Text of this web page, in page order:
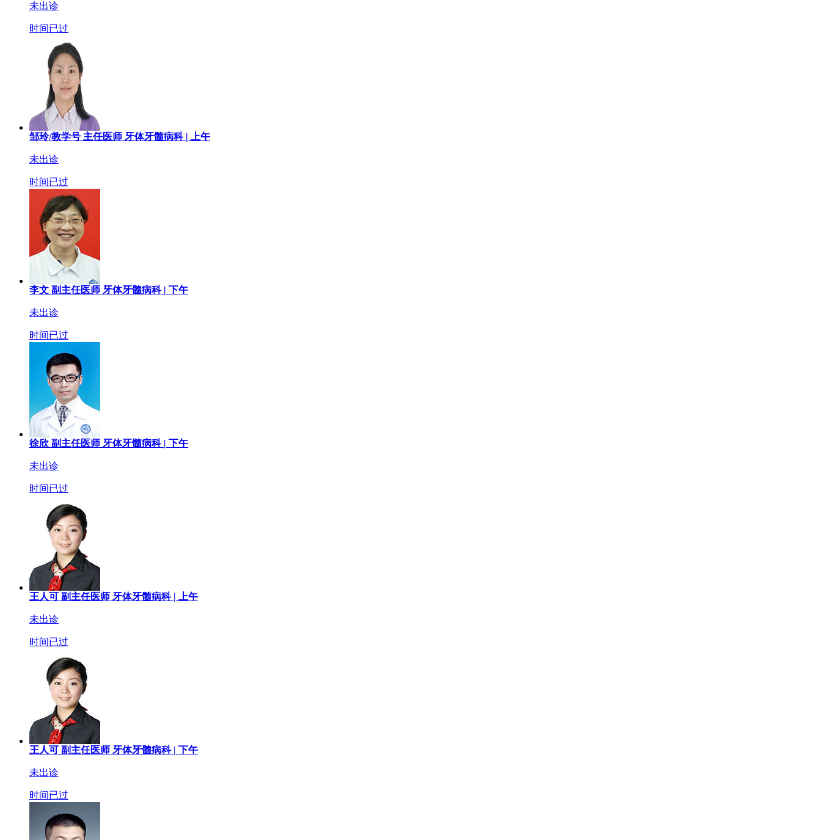
未出诊
时间已过
邹玲/教学号 主任医师 牙体牙髓病科 | 上午
未出诊
时间已过
李文 副主任医师 牙体牙髓病科 | 下午
未出诊
时间已过
徐欣 副主任医师 牙体牙髓病科 | 下午
未出诊
时间已过
王人可 副主任医师 牙体牙髓病科 | 上午
未出诊
时间已过
王人可 副主任医师 牙体牙髓病科 | 下午
未出诊
时间已过